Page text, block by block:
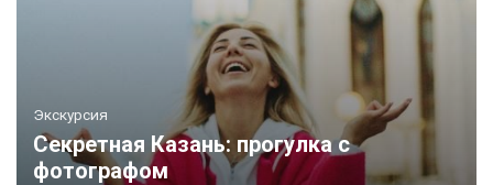
Экскурсия
Секретная Казань: прогулка с
фотографом